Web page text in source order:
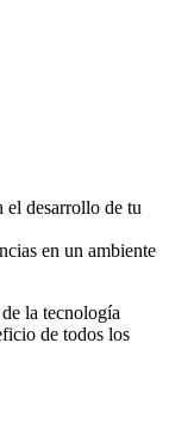
desarrollo de tu
en un ambiente
la tecnología
de todos los